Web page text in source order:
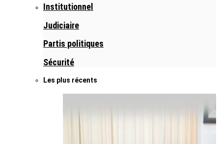
Institutionnel
Judiciaire
Partis politiques
Sécurité
Les plus récents